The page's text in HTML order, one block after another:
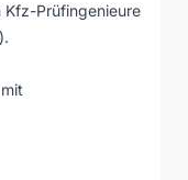
Prüfingenieure